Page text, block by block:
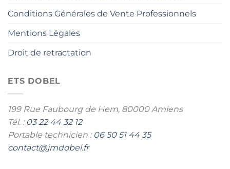
Conditions Générales de Vente Professionnels
Mentions Légales
Droit de retractation
ETS DOBEL
199 Rue Faubourg de Hem, 80000 Amiens
Tél. : 03 22 44 32 12
Portable technicien : 06 50 51 44 35
contact@jmdobel.fr